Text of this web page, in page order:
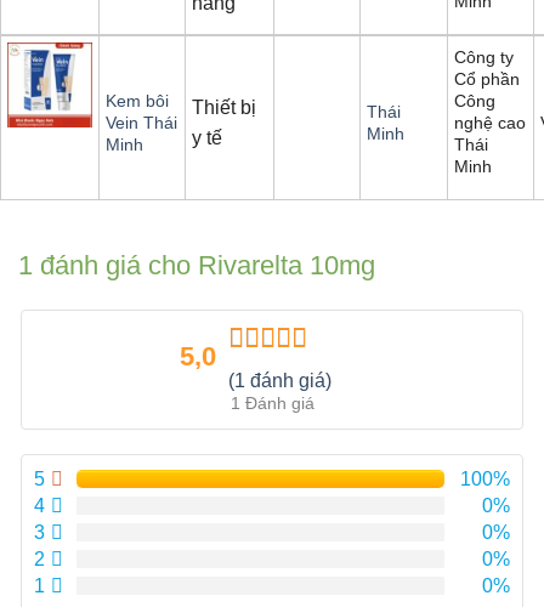
Kem bôi
Vein Thái
Minh
Thiết bị
y tế
Thái
Minh
Công ty
Cổ phần
Công
nghệ cao
Thái
Minh
1 đánh giá cho Rivarelta 10mg
5,0
Được xếp
hạng 5.00
sao
(1 đánh giá)
1 Đánh giá
5
100%
4
0%
3
0%
2
0%
1
0%